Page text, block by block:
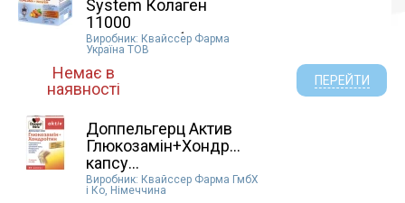
System Колаген
11000
Куркума+Імби...
Виробник: Квайссер Фарма
Україна ТОВ
Немає в
наявності
ПЕРЕЙТИ
Доппельгерц Актив
Глюкозамін+Хондроїтин
капсу...
Виробник: Квайссер Фарма ГмбХ
і Ко, Німеччина